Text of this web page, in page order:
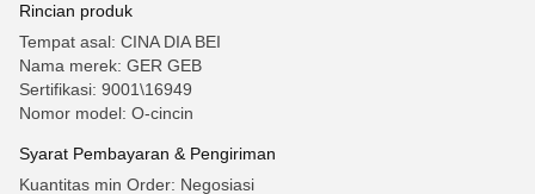
Rincian produk
Tempat asal: CINA DIA BEI
Nama merek: GER GEB
Sertifikasi: 9001\16949
Nomor model: O-cincin
Syarat Pembayaran & Pengiriman
Kuantitas min Order: Negosiasi